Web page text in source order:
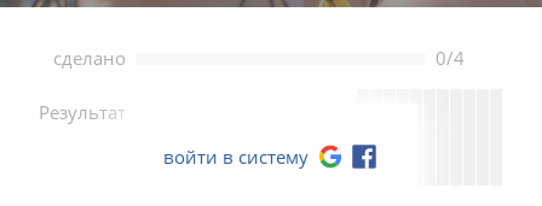
сделано 0/4
Результат --
войти в систему